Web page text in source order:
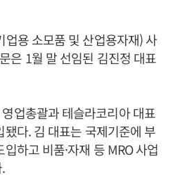
업용 소모품 및 산업용자재) 사
은 1월 말 선임된 김진정 대표
업총괄과 테슬라코리아 대표
다. 김 대표는 국제기준에 부
하고 비품·자재 등 MRO 사업